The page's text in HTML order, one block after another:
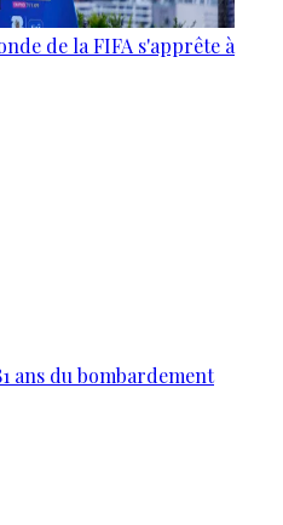
de la FIFA s'apprête à
ans du bombardement